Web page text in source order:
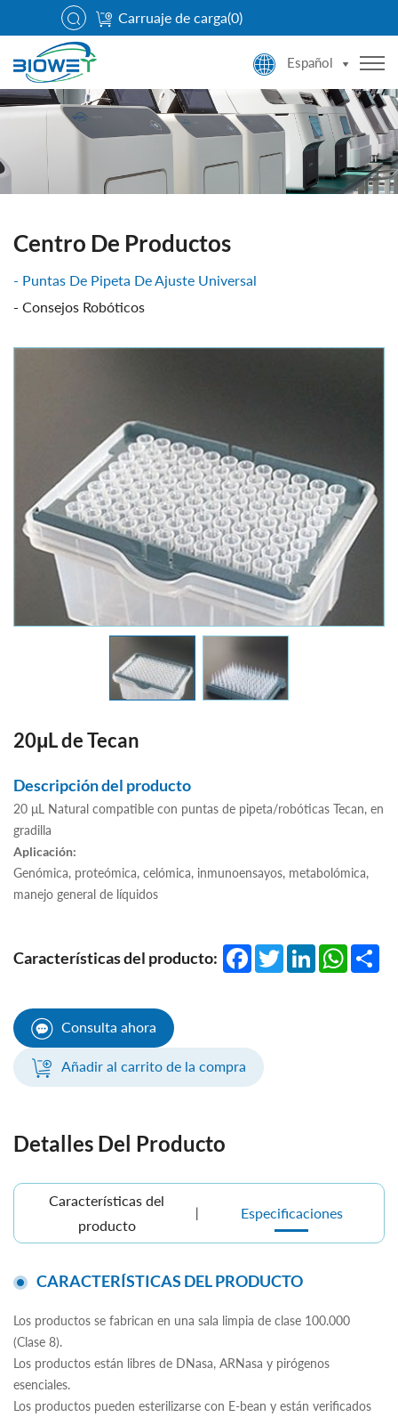
Carruaje de carga(0)
Español
Centro De Productos
Puntas De Pipeta De Ajuste Universal
Consejos Robóticos
20μL de Tecan
Descripción del producto
20 μL Natural compatible con puntas de pipeta/robóticas Tecan, en
gradilla
Aplicación:
Genómica, proteómica, celómica, inmunoensayos, metabolómica,
manejo general de líquidos
Características del producto: FacebookTwitterLinkedIn
Consulta ahora
Añadir al carrito de la compra
Detalles Del Producto
Características del
producto
Especificaciones
CARACTERÍSTICAS DEL PRODUCTO
Los productos se fabrican en una sala limpia de clase 100.000
(Clase 8).
Los productos están libres de DNasa, ARNasa y pirógenos
esenciales.
Los productos pueden esterilizarse con E-bean y están verificados